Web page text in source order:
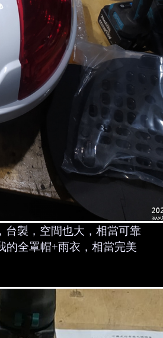
台製，空間也大，相當可靠
的全罩帽+雨衣，相當完美